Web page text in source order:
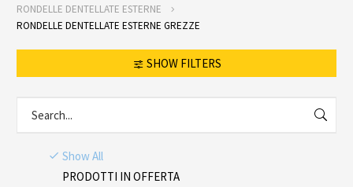
RONDELLE DENTELLATE ESTERNE
RONDELLE DENTELLATE ESTERNE GREZZE
SHOW FILTERS
Show All
PRODOTTI IN OFFERTA